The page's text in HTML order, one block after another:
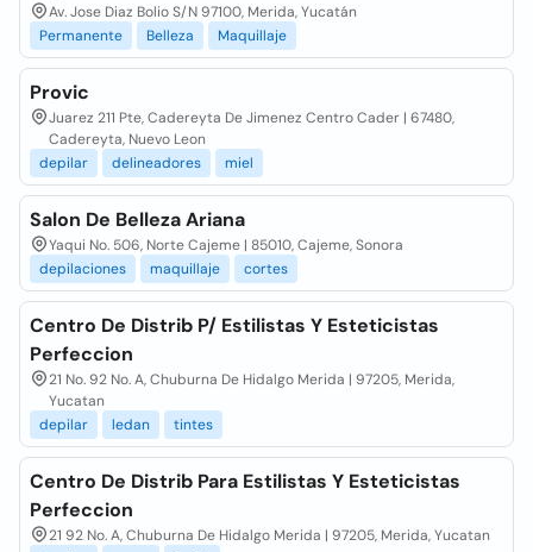
Av. Jose Diaz Bolio S/N 97100, Merida, Yucatán
Permanente
Belleza Maquillaje
Provic
Juarez 211 Pte, Cadereyta De Jimenez Centro Cader | 67480,
Cadereyta, Nuevo Leon
depilar
delineadores miel
Salon De Belleza Ariana
Yaqui No. 506, Norte Cajeme | 85010, Cajeme, Sonora
depilaciones
maquillaje cortes
Centro De Distrib P/ Estilistas Y Esteticistas
Perfeccion
21 No. 92 No. A, Chuburna De Hidalgo Merida | 97205, Merida,
Yucatan
depilar
ledan tintes
Centro De Distrib Para Estilistas Y Esteticistas
Perfeccion
21 92 No. A, Chuburna De Hidalgo Merida | 97205, Merida, Yucatan